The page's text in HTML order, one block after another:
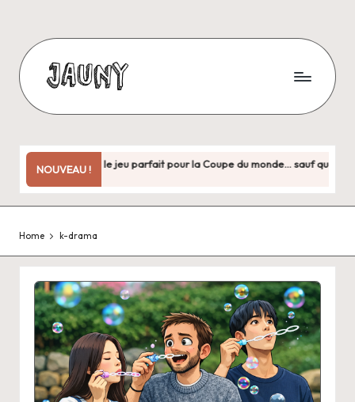
content
J
u
n
.
f
r
NOUVEAU !
Copa City : le jeu parfait pour la Coupe du monde… sauf quand il
Home k-drama